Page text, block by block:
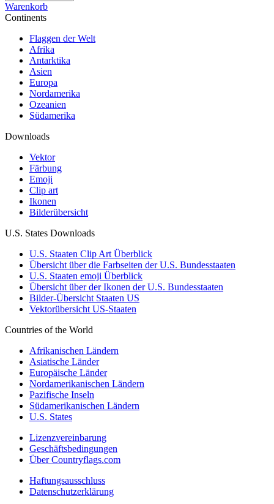
Warenkorb
Continents
Flaggen der Welt
Afrika
Antarktika
Asien
Europa
Nordamerika
Ozeanien
Südamerika
Downloads
Vektor
Färbung
Emoji
Clip art
Ikonen
Bilderübersicht
U.S. States Downloads
U.S. Staaten Clip Art Überblick
Übersicht über die Farbseiten der U.S. Bundesstaaten
U.S. Staaten emoji Überblick
Übersicht über der Ikonen der U.S. Bundesstaaten
Bilder-Übersicht Staaten US
Vektorübersicht US-Staaten
Countries of the World
Afrikanischen Ländern
Asiatische Länder
Europäische Länder
Nordamerikanischen Ländern
Pazifische Inseln
Südamerikanischen Ländern
U.S. States
Lizenzvereinbarung
Geschäftsbedingungen
Über Countryflags.com
Haftungsausschluss
Datenschutzerklärung